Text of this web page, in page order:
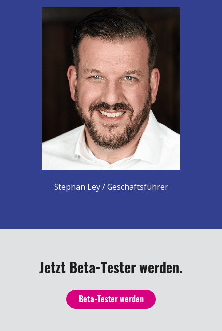
Stephan Ley / Geschäftsführer
Jetzt Beta-Tester werden.
Beta-Tester werden